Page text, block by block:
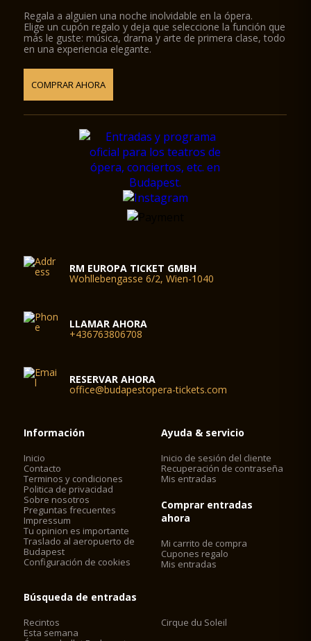
Regala a alguien una noche inolvidable en la ópera.
Elige un cupón regalo y deja que seleccione la función que
más le guste: música, drama y arte de primera clase, todo
en una experiencia elegante.
COMPRAR AHORA
RM EUROPA TICKET GMBH
Wohllebengasse 6/2, Wien-1040
LLAMAR AHORA
+436763806708
RESERVAR AHORA
office@budapestopera-tickets.com
Información
Inicio
Contacto
Terminos y condiciones
Politica de privacidad
Sobre nosotros
Preguntas frecuentes
Impressum
Tu opinion es importante
Traslado al aeropuerto de
Budapest
Configuración de cookies
Ayuda & servicio
Inicio de sesión del cliente
Recuperación de contraseña
Mis entradas
Comprar entradas
ahora
Mi carrito de compra
Cupones regalo
Mis entradas
Búsqueda de entradas
Recintos
Esta semana
Cirque du Soleil